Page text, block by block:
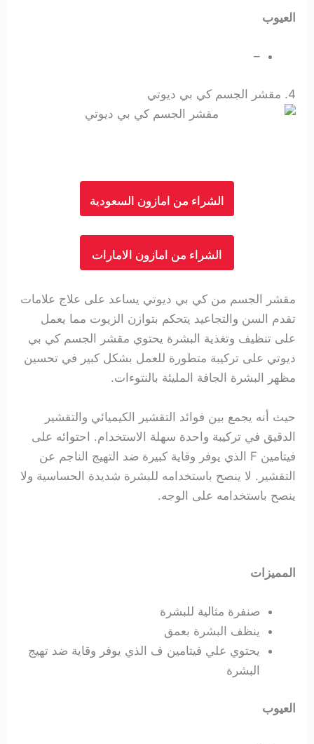
العيوب
–
4. مقشر الجسم كي بي ديوتي
الشراء من امازون السعودية
الشراء من امازون الامارات
مقشر الجسم من كي بي ديوتي يساعد على علاج علامات
تقدم السن والتجاعيد يتحكم بتوازن الزيوت مما يعمل
على تنظيف وتغذية البشرة يحتوي مقشر الجسم كي بي
ديوتي على تركيبة متطورة للعمل بشكل كبير في تحسين
مظهر البشرة الجافة المليئة بالنتوءات.
حيث أنه يجمع بين فوائد التقشير الكيميائي والتقشير
الدقيق في تركيبة واحدة سهلة الاستخدام. احتوائه على
فيتامين F الذي يوفر وقاية كبيرة ضد التهيج الناجم عن
التقشير. لا ينصح باستخدامه للبشرة شديدة الحساسية ولا
ينصح باستخدامه على الوجه.
المميزات
صنفرة مثالية للبشرة
ينظف البشرة بعمق
يحتوي علي فيتامين ف الذي يوفر وقاية ضد تهيج
البشرة
العيوب